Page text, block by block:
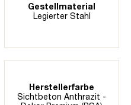
Gestellmaterial
Legierter Stahl
Herstellerfarbe
Sichtbeton Anthrazit -